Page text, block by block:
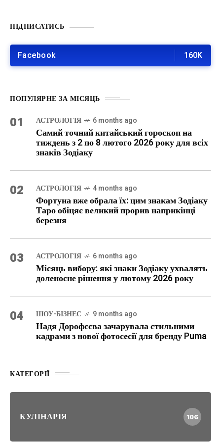
ПІДПИСАТИСЬ
Facebook 160K
ПОПУЛЯРНЕ ЗА МІСЯЦЬ
01 АСТРОЛОГІЯ 6 months ago
Самий точний китайський гороскоп на
тиждень з 2 по 8 лютого 2026 року для всіх
знаків Зодіаку
02 АСТРОЛОГІЯ 4 months ago
Фортуна вже обрала їх: цим знакам Зодіаку
Таро обіцяє великий прорив наприкінці
березня
03 АСТРОЛОГІЯ 6 months ago
Місяць вибору: які знаки Зодіаку ухвалять
доленосне рішення у лютому 2026 року
04 ШОУ-БІЗНЕС 9 months ago
Надя Дорофєєва зачарувала стильними
кадрами з нової фотосесії для бренду Puma
КАТЕГОРІЇ
КУЛІНАРІЯ 106